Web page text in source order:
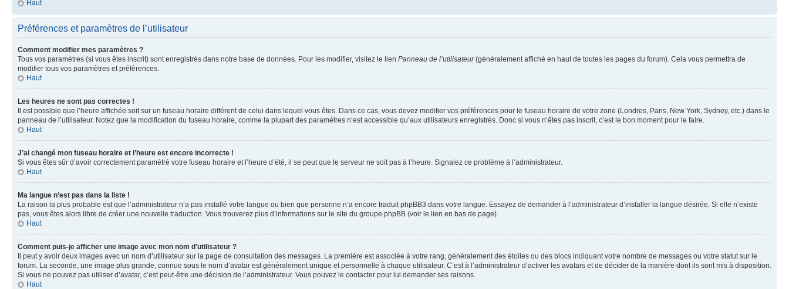
Haut
Préférences et paramètres de l’utilisateur
Comment modifier mes paramètres ?
Tous vos paramètres (si vous êtes inscrit) sont enregistrés dans notre base de données. Pour les modifier, visitez le lien Panneau de l’utilisateur(généralement affiché en haut de toutes les pages du forum). Cela vous permettra de
modifier tous vos paramètres et préférences.
Haut
Les heures ne sont pas correctes !
Il est possible que l’heure affichée soit sur un fuseau horaire différent de celui dans lequel vous êtes. Dans ce cas, vous devez modifier vos préférences pour le fuseau horaire de votre zone (Londres, Paris, New York, Sydney, etc.) dans le
panneau de l’utilisateur. Notez que la modification du fuseau horaire, comme la plupart des paramètres n’est accessible qu’aux utilisateurs enregistrés. Donc si vous n’êtes pas inscrit, c’est le bon moment pour le faire.
Haut
J’ai changé mon fuseau horaire et l’heure est encore incorrecte !
Si vous êtes sûr d’avoir correctement paramétré votre fuseau horaire et l’heure d’été, il se peut que le serveur ne soit pas à l’heure. Signalez ce problème à l’administrateur.
Haut
Ma langue n’est pas dans la liste !
La raison la plus probable est que l’administrateur n’a pas installé votre langue ou bien que personne n’a encore traduit phpBB3 dans votre langue. Essayez de demander à l’administrateur d’installer la langue désirée. Si elle n’existe
pas, vous êtes alors libre de créer une nouvelle traduction. Vous trouverez plus d’informations sur le site du groupe phpBB (voir le lien en bas de page).
Haut
Comment puis-je afficher une image avec mon nom d’utilisateur ?
Il peut y avoir deux images avec un nom d’utilisateur sur la page de consultation des messages. La première est associée à votre rang, généralement des étoiles ou des blocs indiquant votre nombre de messages ou votre statut sur le
forum. La seconde, une image plus grande, connue sous le nom d’avatar est généralement unique et personnelle à chaque utilisateur. C’est à l’administrateur d’activer les avatars et de décider de la manière dont ils sont mis à disposition.
Si vous ne pouvez pas utiliser d’avatar, c’est peut-être une décision de l’administrateur. Vous pouvez le contacter pour lui demander ses raisons.
Haut